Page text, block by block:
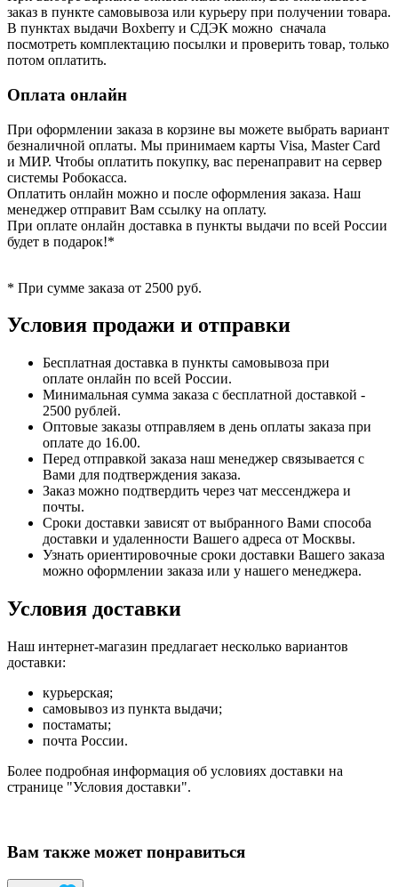
заказ в пункте самовывоза или курьеру при получении товара.
В пунктах выдачи Boxberry и СДЭК можно сначала
посмотреть комплектацию посылки и проверить товар, только
потом оплатить.
Оплата онлайн
При оформлении заказа в корзине вы можете выбрать вариант
безналичной оплаты. Мы принимаем карты Visa, Master Card
и МИР. Чтобы оплатить покупку, вас перенаправит на сервер
системы Робокасса.
Оплатить онлайн можно и после оформления заказа. Наш
менеджер отправит Вам ссылку на оплату.
При оплате онлайн доставка в пункты выдачи по всей России
будет в подарок!*
* При сумме заказа от 2500 руб.
Условия продажи и отправки
Бесплатная доставка в пункты самовывоза при
оплате онлайн по всей России.
Минимальная сумма заказа с бесплатной доставкой -
2500 рублей.
Оптовые заказы отправляем в день оплаты заказа при
оплате до 16.00.
Перед отправкой заказа наш менеджер связывается с
Вами для подтверждения заказа.
Заказ можно подтвердить через чат мессенджера и
почты.
Сроки доставки зависят от выбранного Вами способа
доставки и удаленности Вашего адреса от Москвы.
Узнать ориентировочные сроки доставки Вашего заказа
можно оформлении заказа или у нашего менеджера.
Условия доставки
Наш интернет-магазин предлагает несколько вариантов
доставки:
курьерская;
самовывоз из пункта выдачи;
постаматы;
почта России.
Более подробная информация об условиях доставки на
странице "Условия доставки".
Вам также может понравиться